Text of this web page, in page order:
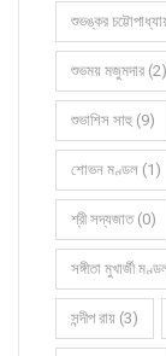
শুভঙ্কর
শুভময় মজুমদার (2)
শুভাশিস সাহু (9)
শোভন মণ্ডল (1)
শ্রী সদ্যজাত (0)
সঙ্গীতা মুখার্জী
সন্দীপ রায় (3)